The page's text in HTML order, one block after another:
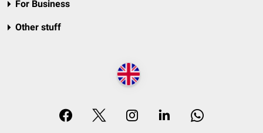
For Business
Other stuff